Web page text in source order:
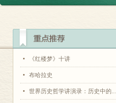
《红楼梦》十讲
布哈拉史
世界历史哲学讲演录：历史中的...